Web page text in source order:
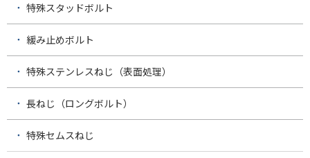
特殊スタッドボルト
緩み止めボルト
特殊ステンレスねじ（表面処理）
長ねじ（ロングボルト）
特殊セムスねじ